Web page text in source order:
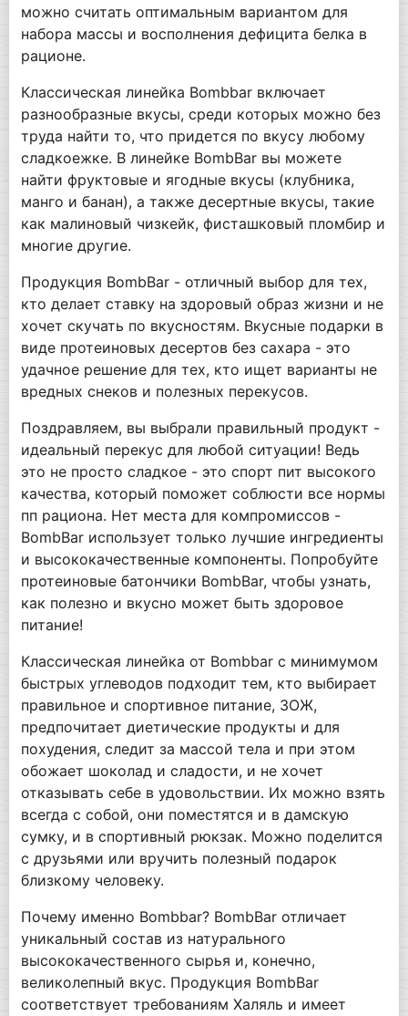
можно считать оптимальным вариантом для
набора массы и восполнения дефицита белка в
рационе.
Классическая линейка Bombbar включает
разнообразные вкусы, среди которых можно без
труда найти то, что придется по вкусу любому
сладкоежке. В линейке BombBar вы можете
найти фруктовые и ягодные вкусы (клубника,
манго и банан), а также десертные вкусы, такие
как малиновый чизкейк, фисташковый пломбир и
многие другие.
Продукция BombBar - отличный выбор для тех,
кто делает ставку на здоровый образ жизни и не
хочет скучать по вкусностям. Вкусные подарки в
виде протеиновых десертов без сахара - это
удачное решение для тех, кто ищет варианты не
вредных снеков и полезных перекусов.
Поздравляем, вы выбрали правильный продукт -
идеальный перекус для любой ситуации! Ведь
это не просто сладкое - это спорт пит высокого
качества, который поможет соблюсти все нормы
пп рациона. Нет места для компромиссов -
BombBar использует только лучшие ингредиенты
и высококачественные компоненты. Попробуйте
протеиновые батончики BombBar, чтобы узнать,
как полезно и вкусно может быть здоровое
питание!
Классическая линейка от Bombbar с минимумом
быстрых углеводов подходит тем, кто выбирает
правильное и спортивное питание, ЗОЖ,
предпочитает диетические продукты и для
похудения, следит за массой тела и при этом
обожает шоколад и сладости, и не хочет
отказывать себе в удовольствии. Их можно взять
всегда с собой, они поместятся и в дамскую
сумку, и в спортивный рюкзак. Можно поделится
с друзьями или вручить полезный подарок
близкому человеку.
Почему именно Bombbar? BombBar отличает
уникальный состав из натурального
высококачественного сырья и, конечно,
великолепный вкус. Продукция BombBar
соответствует требованиям Халяль и имеет